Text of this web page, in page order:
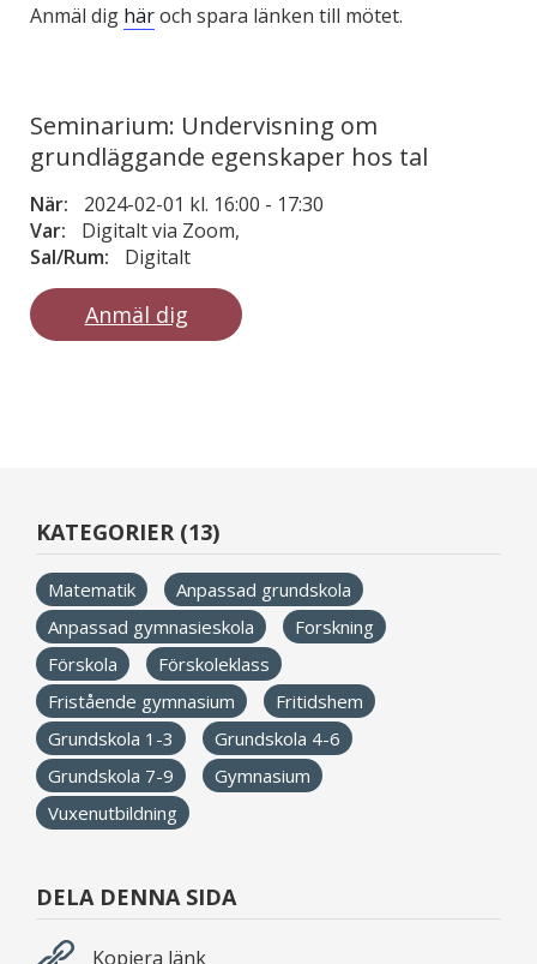
Anmäl dig häroch spara länken till mötet.
Seminarium: Undervisning om
grundläggande egenskaper hos tal
När: 2024-02-01 kl. 16:00 - 17:30
Var:
Digitalt via Zoom,
Sal/Rum:
Digitalt
Anmäl dig
KATEGORIER (13)
Matematik
Anpassad grundskola
Anpassad gymnasieskola
Forskning
Förskola
Förskoleklass
Fristående gymnasium
Fritidshem
Grundskola 1-3
Grundskola 4-6
Grundskola 7-9
Gymnasium
Vuxenutbildning
DELA DENNA SIDA
Kopiera länk